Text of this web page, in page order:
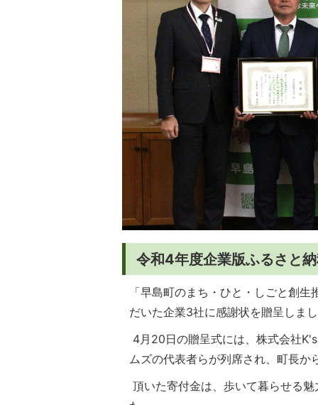
令和4年度企業版ふるさと
「早島町のまち・ひと・しごと創
だいた企業3社に感謝状を贈呈しま
4月20日の贈呈式には、株式会社
ムズの代表者らが列席され、町長か
頂いた寄付金は、歩いて暮らせる